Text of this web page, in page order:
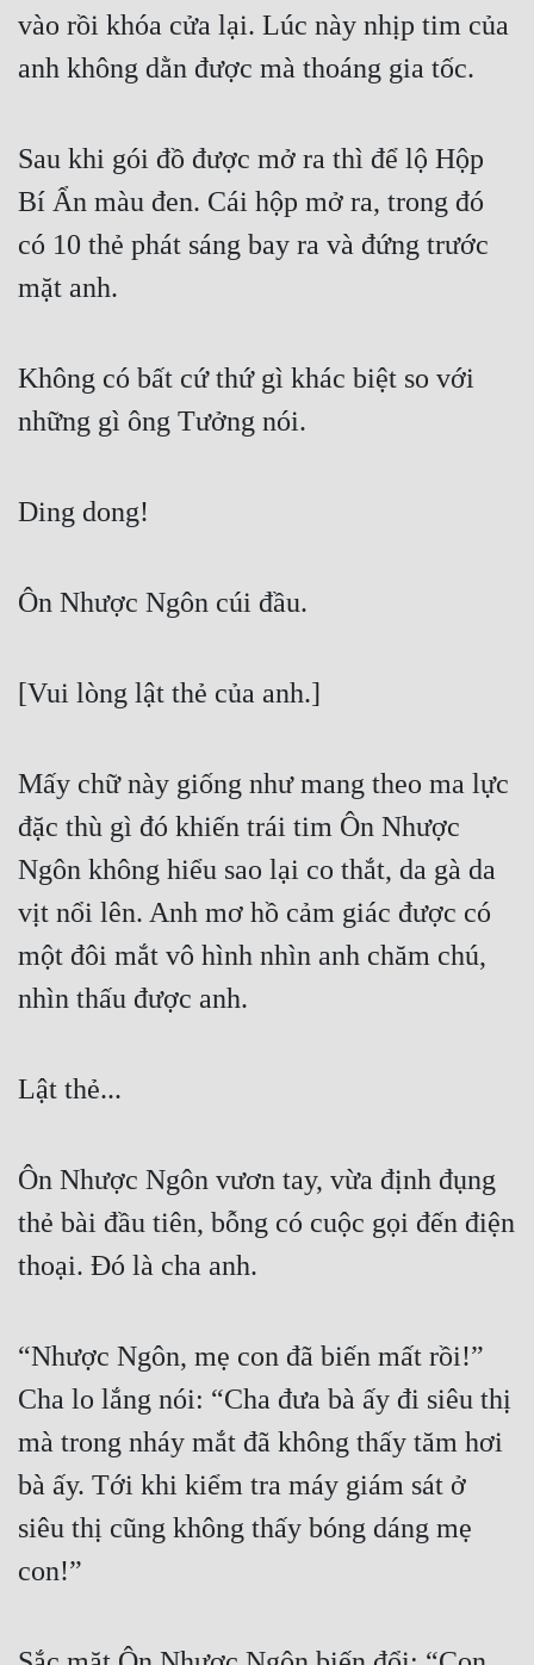
vào rồi khóa cửa lại. Lúc này nhịp tim của
anh không dằn được mà thoáng gia tốc.
Sau khi gói đồ được mở ra thì để lộ Hộp
Bí Ẩn màu đen. Cái hộp mở ra, trong đó
có 10 thẻ phát sáng bay ra và đứng trước
mặt anh.
Không có bất cứ thứ gì khác biệt so với
những gì ông Tưởng nói.
Ding dong!
Ôn Nhược Ngôn cúi đầu.
[Vui lòng lật thẻ của anh.]
Mấy chữ này giống như mang theo ma lực
đặc thù gì đó khiến trái tim Ôn Nhược
Ngôn không hiểu sao lại co thắt, da gà da
vịt nổi lên. Anh mơ hồ cảm giác được có
một đôi mắt vô hình nhìn anh chăm chú,
nhìn thấu được anh.
Lật thẻ...
Ôn Nhược Ngôn vươn tay, vừa định đụng
thẻ bài đầu tiên, bỗng có cuộc gọi đến điện
thoại. Đó là cha anh.
“Nhược Ngôn, mẹ con đã biến mất rồi!”
Cha lo lắng nói: “Cha đưa bà ấy đi siêu thị
mà trong nháy mắt đã không thấy tăm hơi
bà ấy. Tới khi kiểm tra máy giám sát ở
siêu thị cũng không thấy bóng dáng mẹ
con!”